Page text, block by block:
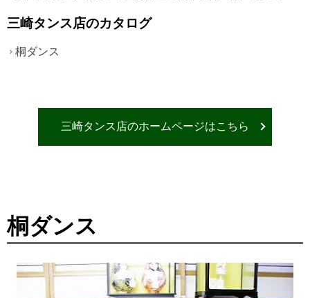
三崎タンス店のカタログ
桐ダンス
三崎タンス店のホームページはこちら
桐ダンス